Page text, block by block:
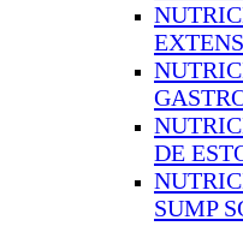
DE
SUMP